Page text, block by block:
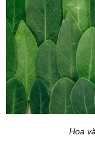
Hoa